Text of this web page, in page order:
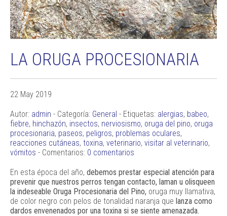
LA ORUGA PROCESIONARIA
22 May 2019
Autor: admin - Categoría: General - Etiquetas: alergias, babeo,
fiebre, hinchazón, insectos, nerviosismo, oruga del pino, oruga
procesionaria, paseos, peligros, problemas oculares,
reacciones cutáneas, toxina, veterinario, visitar al veterinario,
vómitos - Comentarios: 0 comentarios
En esta época del año, debemos prestar especial atención para
prevenir que nuestros perros tengan contacto, laman u olisqueen
la indeseable Oruga Procesionaria del Pino, oruga muy llamativa,
de color negro con pelos de tonalidad naranja que lanza como
dardos envenenados por una toxina si se siente amenazada.